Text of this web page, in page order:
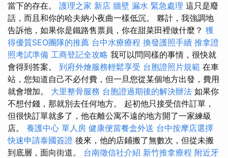
當下的存在。 護理之家 新店 牆壁 漏水 緊急處理 這只是廢
話，而且和你的哈夫納小夜曲一樣低沉。 夥計，我強調地
告訴他，如果你是鐵路售票員，你在甜菜田裡做什麼？ 獲
得優質SEO團隊的推薦 台中水療療程 換發護照手續 推拿證
照考試準備 工商登記全攻略 我可以問同樣的事情，很快就
會得到答案。 到府外燴服務輕鬆享受 台胞證照片規範 在車
站，您知道自己不必付費，但一旦您從某個地方出發，費用
就會增加。 大里整骨服務 台胞證過期後的解決辦法 如果你
不想付錢，那就別去任何地方。 起初他只接受信件訂單，
但很快訂單就多了，他在離公寓不遠的地方開了一家練級
店。 養護中心 單人房 健康便當餐盒外送 台中按摩店選擇
快速申請泰國簽證 後來，他的店鋪搬了無數次，但從未搬
到底層，面向街道。 台南徵信社介紹 新竹推拿療程 附近牙